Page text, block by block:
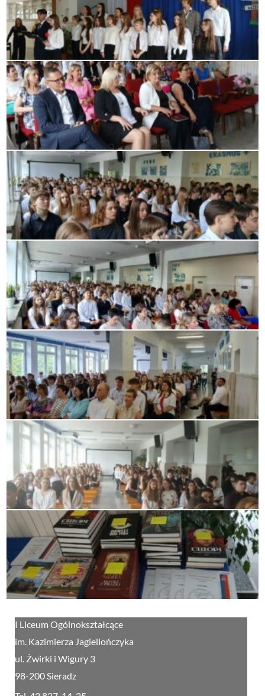
I Liceum Ogólnokształcące
im. Kazimierza Jagiellończyka
ul. Żwirki i Wigury 3
98-200 Sieradz